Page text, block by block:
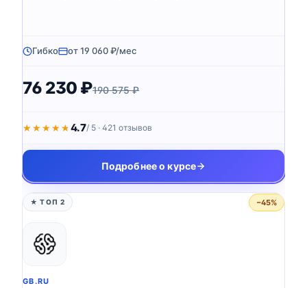
Гибко от 19 060 ₽/мес
76 230 ₽190 575 ₽
★★★★★
★★★★★ 4.7/ 5 · 421 отзывов
Подробнее о курсе
★ ТОП 2 −45%
GB.RU